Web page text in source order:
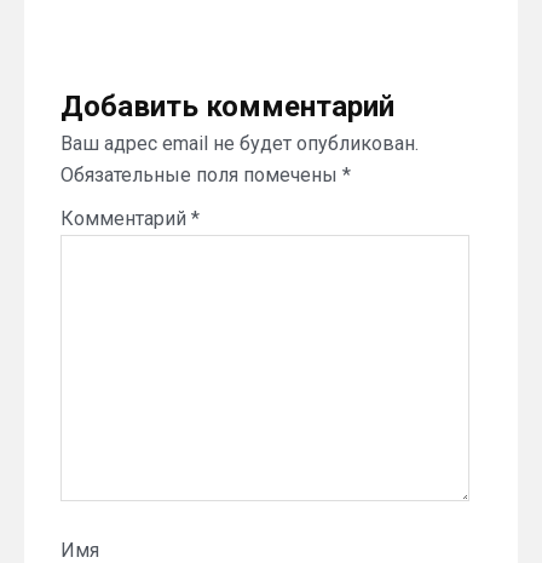
Добавить комментарий
Ваш адрес email не будет опубликован.
Обязательные поля помечены *
Комментарий *
Имя